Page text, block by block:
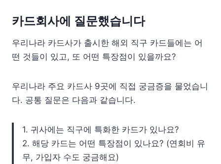
카드회사에 질문했습니다
우리나라 카드사가 출시한 해외 직구 카드들에는 어
떤 것들이 있고, 또 어떤 특장점이 있을까요?
우리나라 주요 카드사 9곳에 직접 궁금증을 물었습니
다. 공통 질문은 다음과 같습니다.
1. 귀사에는 직구에 특화한 카드가 있나요?
2. 해당 카드는 어떤 특장점이 있나요? (연회비 유
무, 가입자 수도 궁금해요)